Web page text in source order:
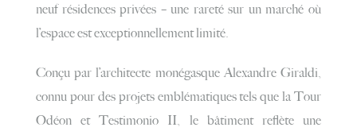
neuf résidences privées – une rareté sur un marché où
l’espace est exceptionnellement limité.
Conçu par l’architecte monégasque Alexandre Giraldi,
connu pour des projets emblématiques tels que la Tour
Odéon et Testimonio II, le bâtiment reflète une